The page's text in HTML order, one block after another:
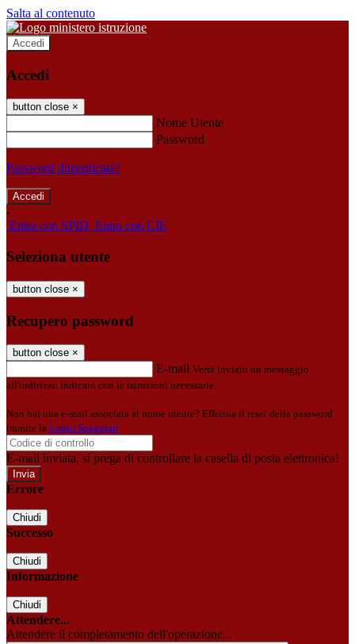
Salta al contenuto
Accedi
Accedi
button close ×
Nome Utente
Password
Password dimenticata?
-
Entra con SPID Entra con CIE
Seleziona utente
button close ×
Recupero password
button close ×
E-mail Verrà inviato un messaggio
all'indirizzo indicato con le istruzioni necessarie.
Non hai una e-mail associata al nome utente? Effettua il reset della password
tramite la Login Spaggiari
E-mail inviata, si prega di controllare la casella di posta elettronica!
Errore
Chiudi
Successo
Chiudi
Informazione
Chiudi
Attendere...
Attendere il completamento dell'operazione...